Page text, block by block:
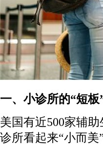
一、小诊所的“短
美国有近500家辅
诊所看起来“小而